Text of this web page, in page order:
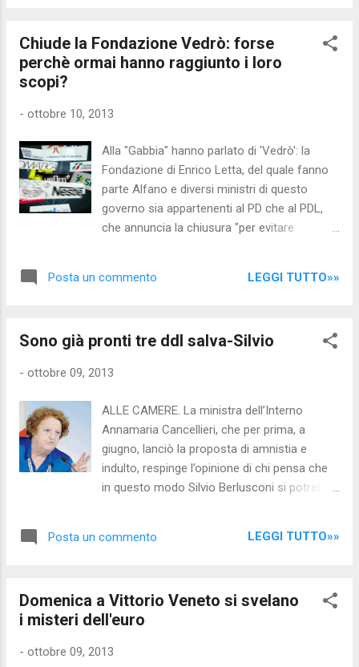
loro interperriti continuano ad aumentare le
accise! Roba da PAZZI... tra l'altro l'85% dei
costi che si ripercuoterà sul prezzo finale dei
dell'IVA; L'aumento delle accise, come
l'aumento dell'IVA , oltre a bastonare gli
italiani, ed in particolare chi già a stento
arriva alla fine del mese, farà DIMINUIRE IL
GETTITO: pertanto in seguito probabilmente
Chiude la Fondazione Vedrò: forse
perchè ormai hanno raggiunto i loro
scopi?
- ottobre 10, 2013
Alla "Gabbia" hanno parlato di 'Vedrò': la
Fondazione di Enrico Letta, del quale fanno
parte Alfano e diversi ministri di questo
governo sia appartenenti al PD che al PDL,
che annuncia la chiusura "per evitare
SISAL E LOTTOMATICA, ovvero due delle
611 milioni di euro; La sede della fondazione
Guardia di Finanza per verificare la
FONDAZIONE? Nessuno, visto che ormai la
"rete" di contatti e relazioni è tessuta: il
sodalizio è stato stretto. Letta ha nominato
ministri i membri di PD e PDL membri della
essere un premio per la loro 'fedeltà'. Certo
Posta un commento LEGGI TUTTO»»
Sono già pronti tre ddl salva-Silvio
- ottobre 09, 2013
ALLE CAMERE. La ministra dell’Interno
Annamaria Cancellieri, che per prima, a
giugno, lanciò la proposta di amnistia e
indulto, respinge l’opinione di chi pensa che
in questo modo Silvio Berlusconi si potrebbe
Parlamento che decide per quali reati
non sarà così, a Berlusconi verrebbe
cancellata totalmente la pena per frode
uffici: l’amnistia, secondo il codice, “estingue
Posta un commento LEGGI TUTTO»»
Domenica a Vittorio Veneto si svelano
i misteri dell'euro
- ottobre 09, 2013